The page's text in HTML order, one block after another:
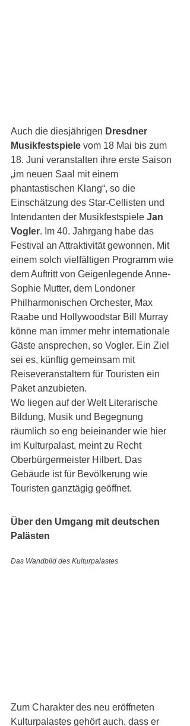
Auch die diesjährigen Dresdner
Musikfestspiele vom 18 Mai bis zum
18. Juni veranstalten ihre erste Saison
„im neuen Saal mit einem
phantastischen Klang“, so die
Einschätzung des Star-Cellisten und
Intendanten der Musikfestspiele Jan
Vogler. Im 40. Jahrgang habe das
Festival an Attraktivität gewonnen. Mit
einem solch vielfältigen Programm wie
dem Auftritt von Geigenlegende Anne-
Sophie Mutter, dem Londoner
Philharmonischen Orchester, Max
Raabe und Hollywoodstar Bill Murray
könne man immer mehr internationale
Gäste ansprechen, so Vogler. Ein Ziel
sei es, künftig gemeinsam mit
Reiseveranstaltern für Touristen ein
Paket anzubieten.
Wo liegen auf der Welt Literarische
Bildung, Musik und Begegnung
räumlich so eng beieinander wie hier
im Kulturpalast, meint zu Recht
Oberbürgermeister Hilbert. Das
Gebäude ist für Bevölkerung wie
Touristen ganztägig geöffnet.
Über den Umgang mit deutschen
Palästen
Das Wandbild des Kulturpalastes
Zum Charakter des neu eröffneten
Kulturpalastes gehört auch, dass er